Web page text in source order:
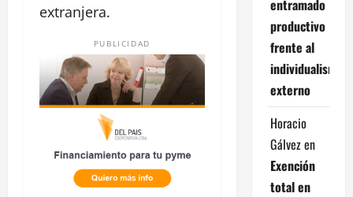
extranjera.
PUBLICIDAD
entramado
productivo
frente al
individualismo
externo
Horacio
Gálvezen
Exención
total en